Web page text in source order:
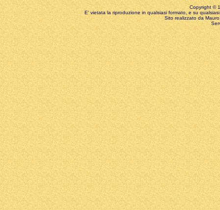
Copyright ©
E' vietata la riproduzione in qualsiasi formato, e su
Sito realizzato da